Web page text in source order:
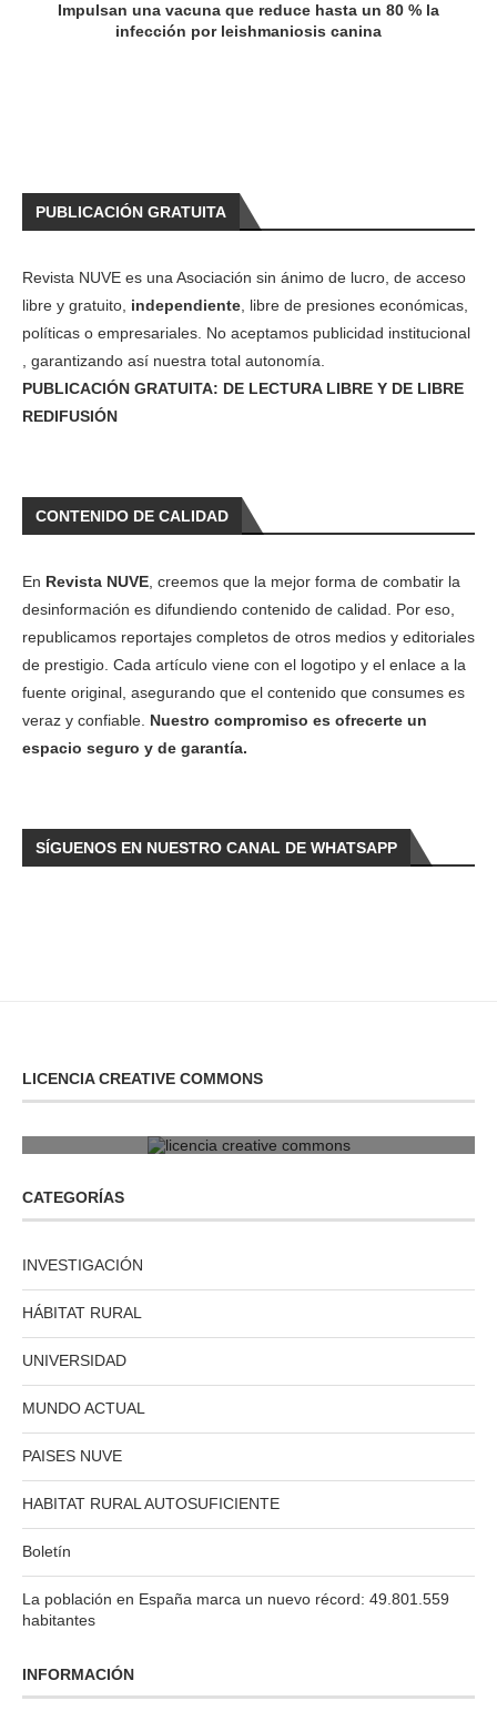
Impulsan una vacuna que reduce hasta un 80 % la
infección por leishmaniosis canina
PUBLICACIÓN GRATUITA
Revista NUVE es una Asociación sin ánimo de lucro, de acceso
libre y gratuito, independiente , libre de presiones económicas,
políticas o empresariales. No aceptamos publicidad institucional
, garantizando así nuestra total autonomía.
PUBLICACIÓN GRATUITA: DE LECTURA LIBRE Y DE LIBRE
REDIFUSIÓN
CONTENIDO DE CALIDAD
En Revista NUVE , creemos que la mejor forma de combatir la
desinformación es difundiendo contenido de calidad. Por eso,
republicamos reportajes completos de otros medios y editoriales
de prestigio. Cada artículo viene con el logotipo y el enlace a la
fuente original, asegurando que el contenido que consumes es
veraz y confiable. Nuestro compromiso es ofrecerte un
espacio seguro y de garantía.
SÍGUENOS EN NUESTRO CANAL DE WHATSAPP
LICENCIA CREATIVE COMMONS
CATEGORÍAS
INVESTIGACIÓN
HÁBITAT RURAL
UNIVERSIDAD
MUNDO ACTUAL
PAISES NUVE
HABITAT RURAL AUTOSUFICIENTE
Boletín
La población en España marca un nuevo récord: 49.801.559
habitantes
INFORMACIÓN